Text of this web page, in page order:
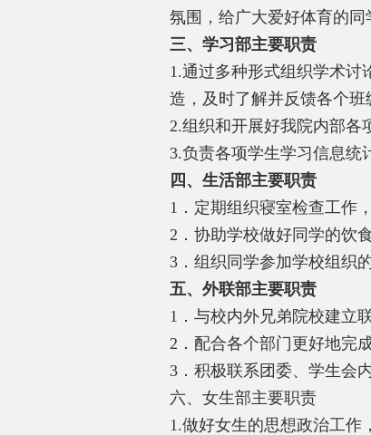
氛围，给广大爱好体育的同
三、学习部主要职责
1.通过多种形式组织学术讨
造，及时了解并反馈各个班
2.组织和开展好我院内部各
3.负责各项学生学习信息统
四、生活部主要职责
1 ．定期组织寝室检查工作
2 ．协助学校做好同学的饮
3 ．组织同学参加学校组织
五、外联部主要职责
1 ．与校内外兄弟院校建立
2 ．配合各个部门更好地完
3 ．积极联系团委、学生会
六、女生部主要职责
1.做好女生的思想政治工作